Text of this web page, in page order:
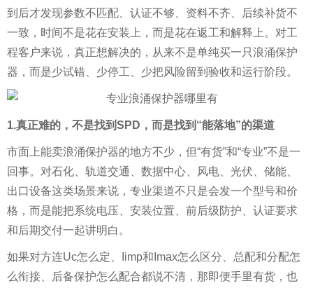
到后才发现参数不匹配、认证不够、资料不齐、后续补货不
一致，时间不是花在安装上，而是花在返工和解释上。对工
程客户来说，真正想解决的，从来不是单纯买一只浪涌保护
器，而是少试错、少停工、少把风险留到验收和运行阶段。
1.真正难的，不是找到SPD，而是找到“能落地”的渠道
市面上能卖浪涌保护器的地方不少，但“有货”和“专业”不是一
回事。对石化、轨道交通、数据中心、风电、光伏、储能、
出口设备这类场景来说，专业渠道不只是会发一个型号和价
格，而是能把系统电压、安装位置、前后级防护、认证要求
和后期交付一起讲明白。
如果对方连Uc怎么定、Iimp和Imax怎么区分、总配和分配怎
么衔接、后备保护怎么配合都说不清，那即便手里有货，也